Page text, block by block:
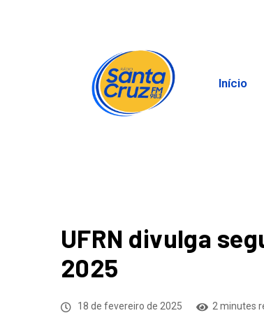
Início
UFRN divulga
2025
18 de fevereiro de 2025 2 minutes